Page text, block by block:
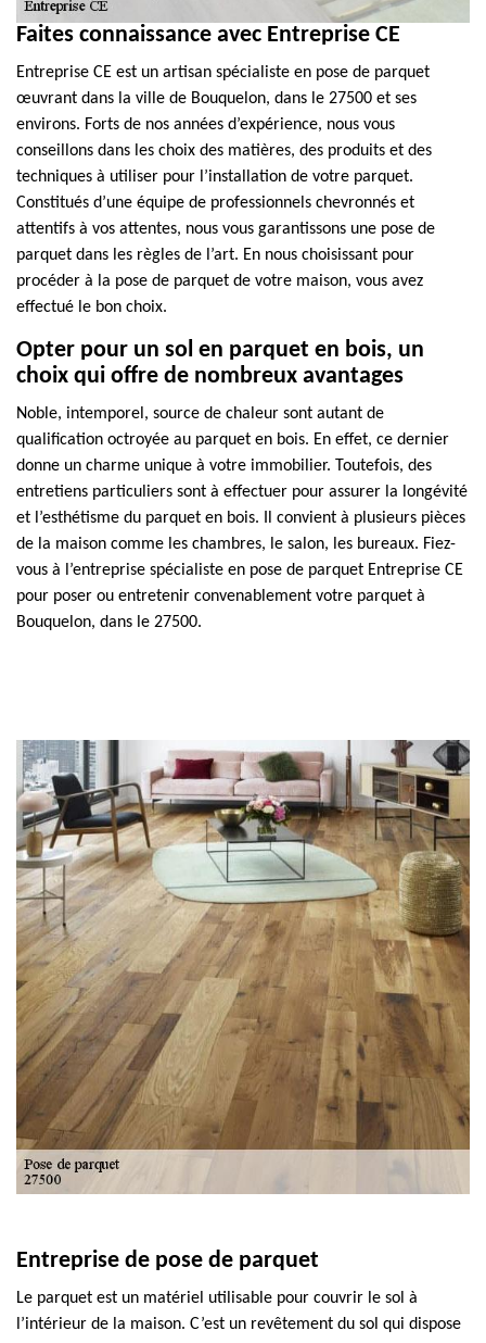
Faites connaissance avec Entreprise CE
Entreprise CE est un artisan spécialiste en pose de parquet
œuvrant dans la ville de Bouquelon, dans le 27500 et ses
environs. Forts de nos années d’expérience, nous vous
conseillons dans les choix des matières, des produits et des
techniques à utiliser pour l’installation de votre parquet.
Constitués d’une équipe de professionnels chevronnés et
attentifs à vos attentes, nous vous garantissons une pose de
parquet dans les règles de l’art. En nous choisissant pour
procéder à la pose de parquet de votre maison, vous avez
effectué le bon choix.
Opter pour un sol en parquet en bois, un
choix qui offre de nombreux avantages
Noble, intemporel, source de chaleur sont autant de
qualification octroyée au parquet en bois. En effet, ce dernier
donne un charme unique à votre immobilier. Toutefois, des
entretiens particuliers sont à effectuer pour assurer la longévité
et l’esthétisme du parquet en bois. Il convient à plusieurs pièces
de la maison comme les chambres, le salon, les bureaux. Fiez-
vous à l’entreprise spécialiste en pose de parquet Entreprise CE
pour poser ou entretenir convenablement votre parquet à
Bouquelon, dans le 27500.
Entreprise de pose de parquet
Le parquet est un matériel utilisable pour couvrir le sol à
l’intérieur de la maison. C’est un revêtement du sol qui dispose